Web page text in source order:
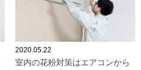
2020.05.22
室内の花粉対策はエアコンから